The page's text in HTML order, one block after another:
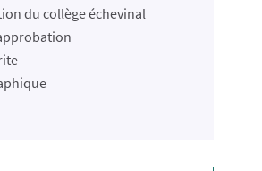
du collège échevinal